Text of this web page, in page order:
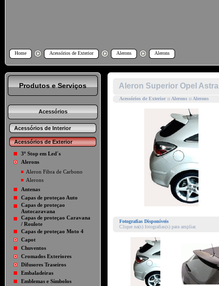
Home Acessórios de Exterior Alerons Alerons
Produtos e Serviços
Acessórios
Acessórios de Interior
Acessórios de Exterior
3º Stop em Led´s
Alerons
Aleron Fibra de Carbono
Alerons
Antenas
Capas de proteçao Auto
Capas de proteçao
Autocaravana
Capas de proteçao Caravana
/ Roulote
Capas de proteçao Moto 4
Capot
Chuventos
Cromados Exteriores
Difusores Traseiros
Embaladeiras
Emblemas e Símbolos
Aleron Superior Opel
Acessórios de Exterior :: Alerons :: Alerons
Fotografias Disponíveis
Clique na(s) fotografias(s) para ampliar.